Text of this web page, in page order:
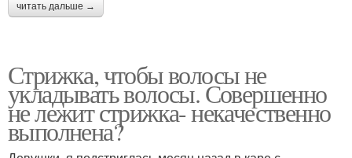
читать дальше →
Стрижка, чтобы волосы не
укладывать волосы. Совершенно
не лежит стрижка- некачественно
выполнена?